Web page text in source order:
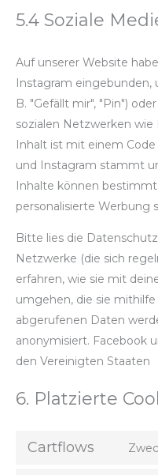
5.4 Soziale
Auf unserer Website
Instagram eingebunden,
B. "Gefällt mir", "Pin")
sozialen Netzwerken
Inhalt ist mit einem
und Instagram stammt
Inhalte können
personalisierte Werbung
Bitte lies die
Netzwerke (die sich
erfahren, wie sie mit
umgehen, die sie mithilfe
abgerufenen Daten
anonymisiert. Facebook
den Vereinigten Staaten
6. Platzierte
Cartflows